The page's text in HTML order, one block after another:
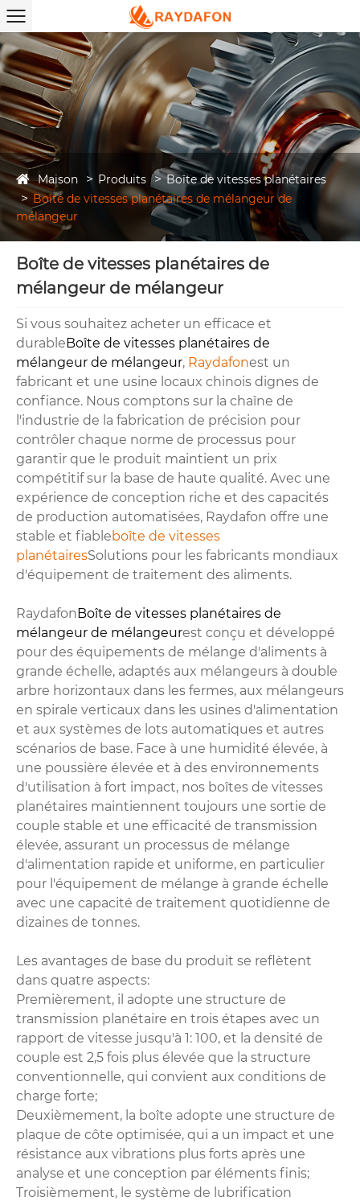
Maison Produits
Boîte de vitesses planétaires
Boîte de vitesses planétaires de mélangeur de
mélangeur
Boîte de vitesses planétaires de
mélangeur de mélangeur
Si vous souhaitez acheter un efficace et
durableBoîte de vitesses planétaires de
mélangeur de mélangeur, Raydafonest un
fabricant et une usine locaux chinois dignes de
confiance. Nous comptons sur la chaîne de
l'industrie de la fabrication de précision pour
contrôler chaque norme de processus pour
garantir que le produit maintient un prix
compétitif sur la base de haute qualité. Avec une
expérience de conception riche et des capacités
de production automatisées, Raydafon offre une
stable et fiableboîte de vitesses
planétairesSolutions pour les fabricants mondiaux
d'équipement de traitement des aliments.
RaydafonBoîte de vitesses planétaires de
mélangeur de mélangeurest conçu et développé
pour des équipements de mélange d'aliments à
grande échelle, adaptés aux mélangeurs à double
arbre horizontaux dans les fermes, aux mélangeurs
en spirale verticaux dans les usines d'alimentation
et aux systèmes de lots automatiques et autres
scénarios de base. Face à une humidité élevée, à
une poussière élevée et à des environnements
d'utilisation à fort impact, nos boîtes de vitesses
planétaires maintiennent toujours une sortie de
couple stable et une efficacité de transmission
élevée, assurant un processus de mélange
d'alimentation rapide et uniforme, en particulier
pour l'équipement de mélange à grande échelle
avec une capacité de traitement quotidienne de
dizaines de tonnes.
Les avantages de base du produit se reflètent
dans quatre aspects:
Premièrement, il adopte une structure de
transmission planétaire en trois étapes avec un
rapport de vitesse jusqu'à 1: 100, et la densité de
couple est 2,5 fois plus élevée que la structure
conventionnelle, qui convient aux conditions de
charge forte;
Deuxièmement, la boîte adopte une structure de
plaque de côte optimisée, qui a un impact et une
résistance aux vibrations plus forts après une
analyse et une conception par éléments finis;
Troisièmement, le système de lubrification